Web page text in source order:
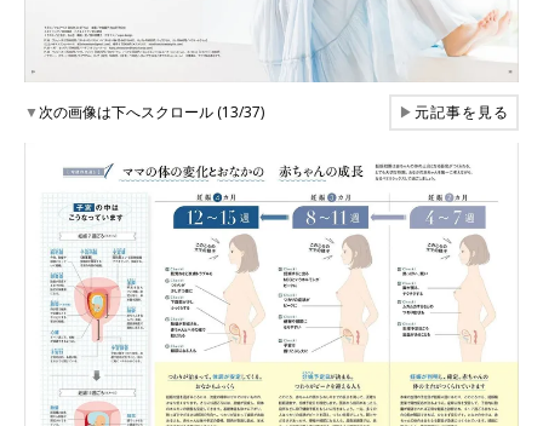
▼次の画像は下へスクロール (13/37) ▶元記事を見る